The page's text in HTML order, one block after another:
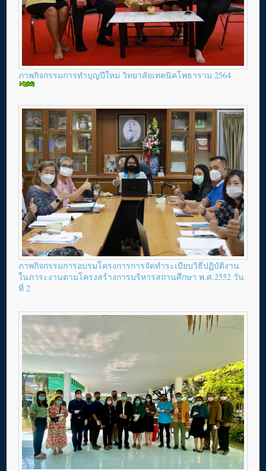
ภาพกิจกรรมการทำบุญปีใหม่ วิทยาลัยเทคนิคโพธาราม 2564
ภาพกิจกรรมการอบรมโครงการการจัดทำระเบียบวิธีปฏิบัติงาน
ในภาระงานตามโครงสร้างการบริหารสถานศึกษา พ.ศ.2552 วัน
ที่ 2